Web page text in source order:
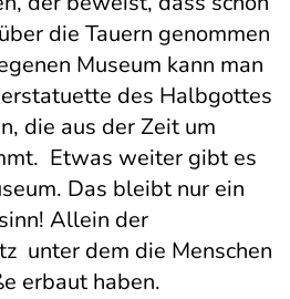
die Tauern genommen
Museum kann man
des Halbgottes
die aus der Zeit um
Etwas weiter gibt es
Das bleibt nur ein
Allein der
unter dem die Menschen
erbaut haben.